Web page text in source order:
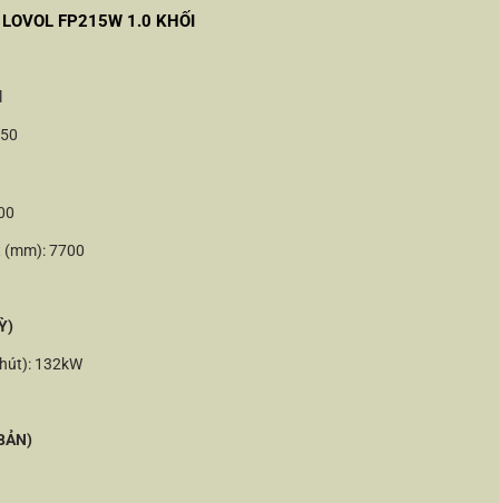
FP215W 1.0 KHỐI
(mm): 7700
132kW